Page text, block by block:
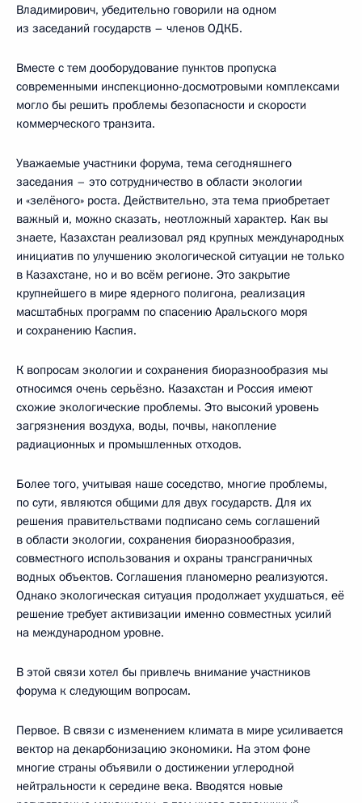
Владимирович, убедительно говорили на одном
из заседаний государств – членов ОДКБ.
Вместе с тем дооборудование пунктов пропуска
современными инспекционно-досмотровыми комплексами
могло бы решить проблемы безопасности и скорости
коммерческого транзита.
Уважаемые участники форума, тема сегодняшнего
заседания – это сотрудничество в области экологии
и «зелёного» роста. Действительно, эта тема приобретает
важный и, можно сказать, неотложный характер. Как вы
знаете, Казахстан реализовал ряд крупных международных
инициатив по улучшению экологической ситуации не только
в Казахстане, но и во всём регионе. Это закрытие
крупнейшего в мире ядерного полигона, реализация
масштабных программ по спасению Аральского моря
и сохранению Каспия.
К вопросам экологии и сохранения биоразнообразия мы
относимся очень серьёзно. Казахстан и Россия имеют
схожие экологические проблемы. Это высокий уровень
загрязнения воздуха, воды, почвы, накопление
радиационных и промышленных отходов.
Более того, учитывая наше соседство, многие проблемы,
по сути, являются общими для двух государств. Для их
решения правительствами подписано семь соглашений
в области экологии, сохранения биоразнообразия,
совместного использования и охраны трансграничных
водных объектов. Соглашения планомерно реализуются.
Однако экологическая ситуация продолжает ухудшаться, её
решение требует активизации именно совместных усилий
на международном уровне.
В этой связи хотел бы привлечь внимание участников
форума к следующим вопросам.
Первое. В связи с изменением климата в мире усиливается
вектор на декарбонизацию экономики. На этом фоне
многие страны объявили о достижении углеродной
нейтральности к середине века. Вводятся новые